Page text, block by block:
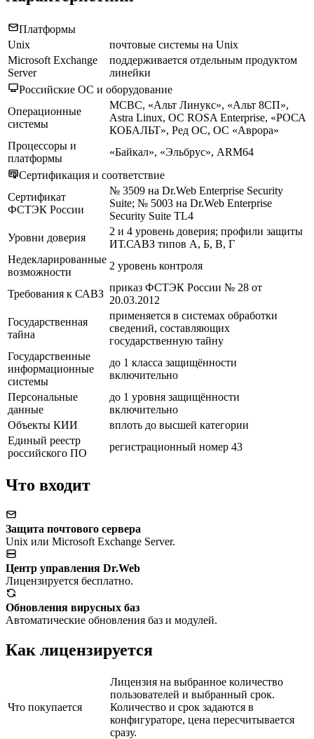
Платформы
Unix
почтовые системы на Unix
Microsoft Exchange
Server
поддерживается отдельным продуктом
линейки
Российские ОС и оборудование
Операционные
системы
МСВС, «Альт Линукс», «Альт 8СП»,
Astra Linux, ОС ROSA Enterprise, «РОСА
КОБАЛЬТ», Ред ОС, ОС «Аврора»
Процессоры и
платформы
«Байкал», «Эльбрус», ARM64
Сертификация и соответствие
Сертификат
ФСТЭК России
№ 3509 на Dr.Web Enterprise Security
Suite; № 5003 на Dr.Web Enterprise
Security Suite TL4
Уровни доверия
2 и 4 уровень доверия; профили защиты
ИТ.САВЗ типов А, Б, В, Г
Недекларированные
возможности
2 уровень контроля
Требования к САВЗ
приказ ФСТЭК России № 28 от
20.03.2012
Государственная
тайна
применяется в системах обработки
сведений, составляющих
государственную тайну
Государственные
информационные
системы
до 1 класса защищённости
включительно
Персональные
данные
до 1 уровня защищённости
включительно
Объекты КИИ
вплоть до высшей категории
Единый реестр
российского ПО
регистрационный номер 43
Что входит
Защита почтового сервера
Unix или Microsoft Exchange Server.
Центр управления Dr.Web
Лицензируется бесплатно.
Обновления вирусных баз
Автоматические обновления баз и модулей.
Как лицензируется
Что покупается
Лицензия на выбранное количество
пользователей и выбранный срок.
Количество и срок задаются в
конфигураторе, цена пересчитывается
сразу.